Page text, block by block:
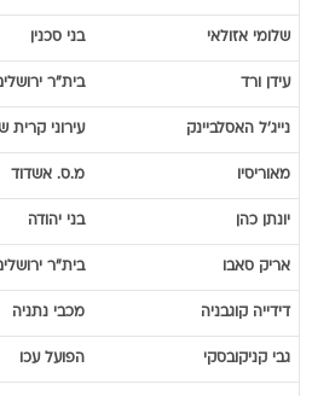
שלומי אזולאי בני סכנין
עידן ורד בית"ר
נייג'ל האסלביינק עירוני קרית
מאוריסיו מ.ס. אשדוד
יונתן כהן בני יהודה
אריק סאבו בית"ר
דידייה קוגבניה מכבי נתניה
גבי קניקובסקי הפועל עכו